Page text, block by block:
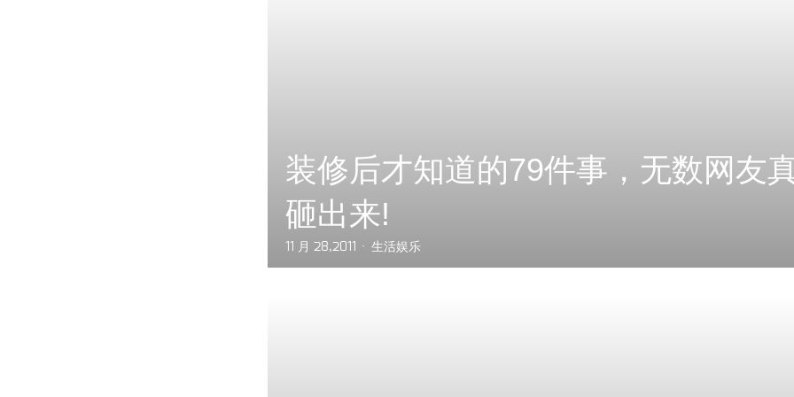
装修后才知道的79件事，无数网友
砸出来!
11 月 28,2011 生活娱乐